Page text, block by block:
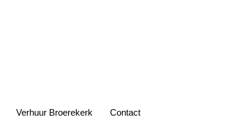
Verhuur Broerekerk Contact